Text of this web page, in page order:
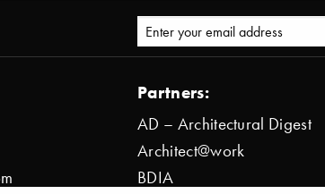
Partners:
AD – Architectural Digest
Architect@work
BDIA